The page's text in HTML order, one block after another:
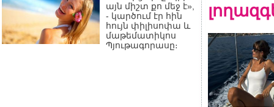
այն միշտ քո մեջ է»,
- կարծում էր հին
հույն փիլիսոփա և
մաթեմատիկոս
Պյութագորասը։